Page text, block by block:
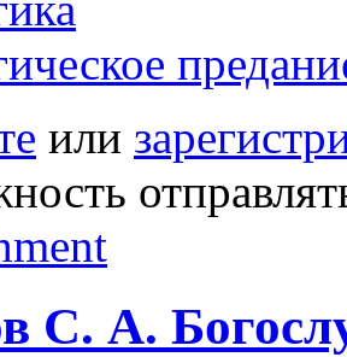
или
С. А.